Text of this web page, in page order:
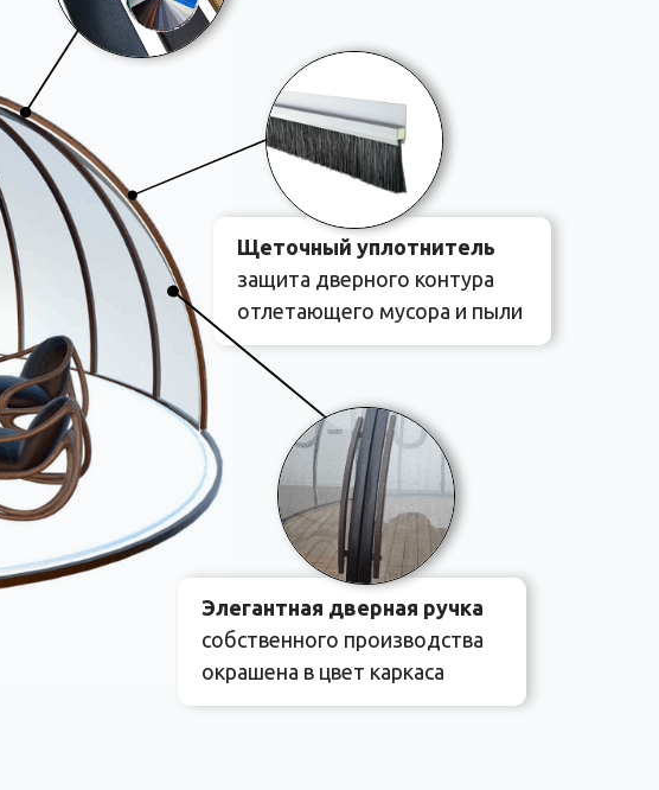
Щеточный уплотнитель
защита дверного контура
отлетающего мусора и пыли
Элегантная дверная ручка
собственного производства
окрашена в цвет каркаса